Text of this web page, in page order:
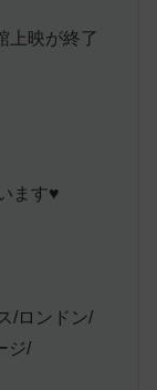
上映が終了
ます♥️
/ロンドン/
ジ/